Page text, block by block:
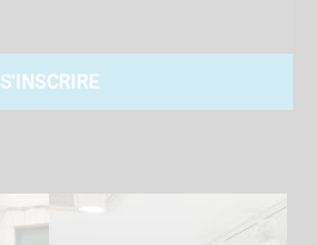
S'INSCRIRE